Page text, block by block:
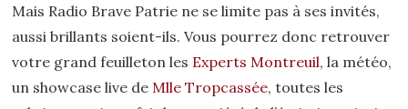
Mais Radio Brave Patrie ne se limite pas à ses invités,
aussi brillants soient-ils. Vous pourrez donc retrouver
votre grand feuilleton les Experts Montreuil, la météo,
un showcase live de Mlle Tropcassée, toutes les